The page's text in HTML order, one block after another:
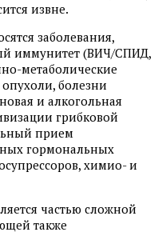
извне.
заболевания,
иммунитет (ВИЧ/СПИД,
метаболические
опухоли, болезни
и алкогольная
грибковой
прием
гормональных
химио- и
частью сложной
также